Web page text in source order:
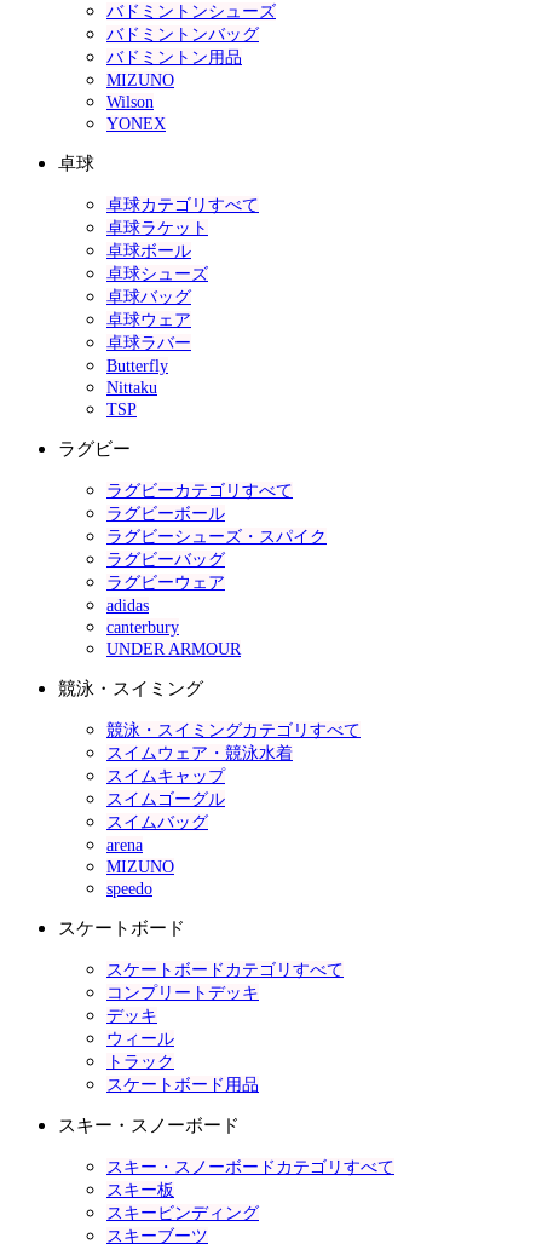
バドミントンシューズ
バドミントンバッグ
バドミントン用品
MIZUNO
Wilson
YONEX
卓球
卓球カテゴリすべて
卓球ラケット
卓球ボール
卓球シューズ
卓球バッグ
卓球ウェア
卓球ラバー
Butterfly
Nittaku
TSP
ラグビー
ラグビーカテゴリすべて
ラグビーボール
ラグビーシューズ・スパイク
ラグビーバッグ
ラグビーウェア
adidas
canterbury
UNDER ARMOUR
競泳・スイミング
競泳・スイミングカテゴリすべて
スイムウェア・競泳水着
スイムキャップ
スイムゴーグル
スイムバッグ
arena
MIZUNO
speedo
スケートボード
スケートボードカテゴリすべて
コンプリートデッキ
デッキ
ウィール
トラック
スケートボード用品
スキー・スノーボード
スキー・スノーボードカテゴリすべて
スキー板
スキービンディング
スキーブーツ